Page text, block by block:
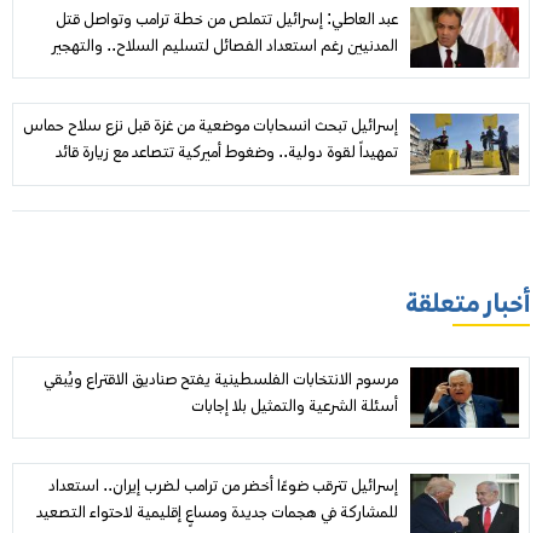
عبد العاطي: إسرائيل تتملص من خطة ترامب وتواصل قتل
المدنيين رغم استعداد الفصائل لتسليم السلاح.. والتهجير
والضم «خطوط حمراء»
إسرائيل تبحث انسحابات موضعية من غزة قبل نزع سلاح حماس
تمهيداً لقوة دولية.. وضغوط أميركية تتصاعد مع زيارة قائد
«سنتكوم»
أخبار متعلقة
مرسوم الانتخابات الفلسطينية يفتح صناديق الاقتراع ويُبقي
أسئلة الشرعية والتمثيل بلا إجابات
إسرائيل تترقب ضوءًا أخضر من ترامب لضرب إيران.. استعداد
للمشاركة في هجمات جديدة ومساعٍ إقليمية لاحتواء التصعيد